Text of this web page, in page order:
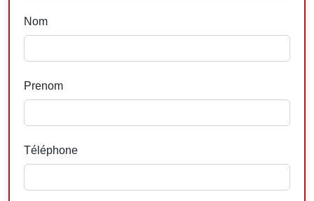
Nom
Prenom
Téléphone